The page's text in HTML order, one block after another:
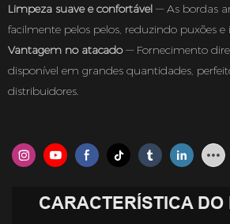
Limpeza suave e confortável — As bordas
facilmente pelos pelos, reduzindo puxões e
Vantagem no atacado— Fornecimento
disponível em grandes quantidades,
distribuidores.
CARACTERÍSTICA DO